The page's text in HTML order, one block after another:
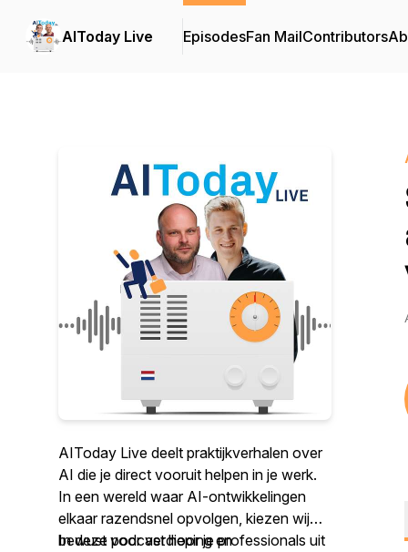
AIToday Live EpisodesFan MailContributors
AIToday Live deelt praktijkverhalen over
AI die je direct vooruit helpen in je werk.
In een wereld waar AI-ontwikkelingen
elkaar razendsnel opvolgen, kiezen wij
bewust voor verdieping en
In deze podcast hoor je professionals uit